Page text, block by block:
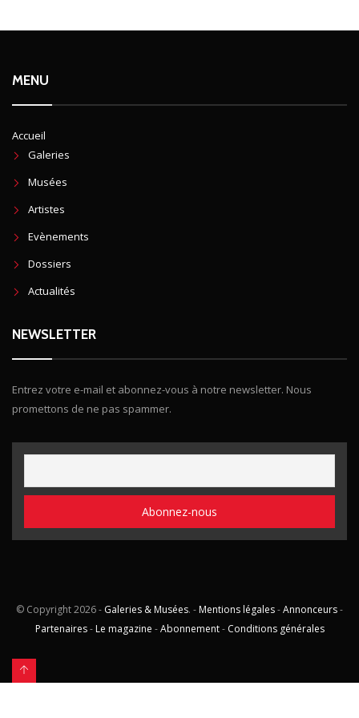
MENU
Accueil
Galeries
Musées
Artistes
Evènements
Dossiers
Actualités
NEWSLETTER
Entrez votre e-mail et abonnez-vous à notre newsletter. Nous
promettons de ne pas spammer.
© Copyright2026 - Galeries & Musées. - Mentions légales-Annonceurs-
Partenaires- Le magazine -Abonnement- Conditions générales